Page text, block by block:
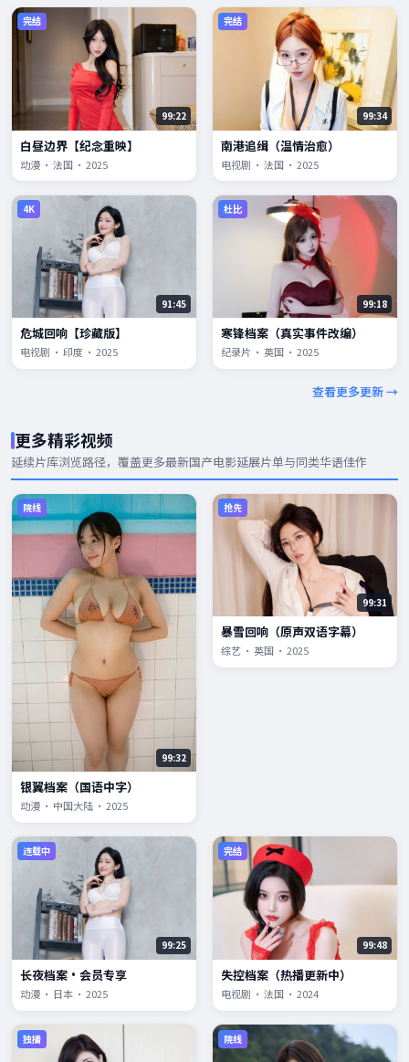
完结
99:22
白昼边界【纪念重映】
动漫 · 法国 · 2025
完结
99:34
南港追缉（温情治愈）
电视剧 · 法国 · 2025
4K
91:45
危城回响【珍藏版】
电视剧 · 印度 · 2025
杜比
99:18
寒锋档案（真实事件改编）
纪录片 · 英国 · 2025
查看更多更新 →
更多精彩视频
延续片库浏览路径，覆盖更多最新国产电影延展片单与同类华语佳作
院线
99:32
银翼档案（国语中字）
动漫 · 中国大陆 · 2025
抢先
99:31
暴雪回响（原声双语字幕）
综艺 · 英国 · 2025
连载中
99:25
长夜档案·会员专享
动漫 · 日本 · 2025
完结
99:48
失控档案（热播更新中）
电视剧 · 法国 · 2024
独播 院线